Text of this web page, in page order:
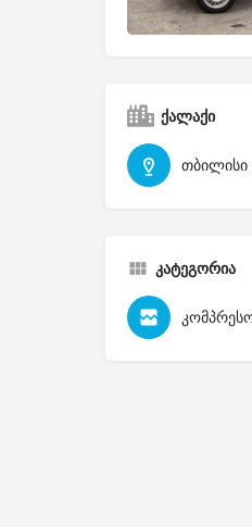
ქალაქი
თბილისი
კატეგორია